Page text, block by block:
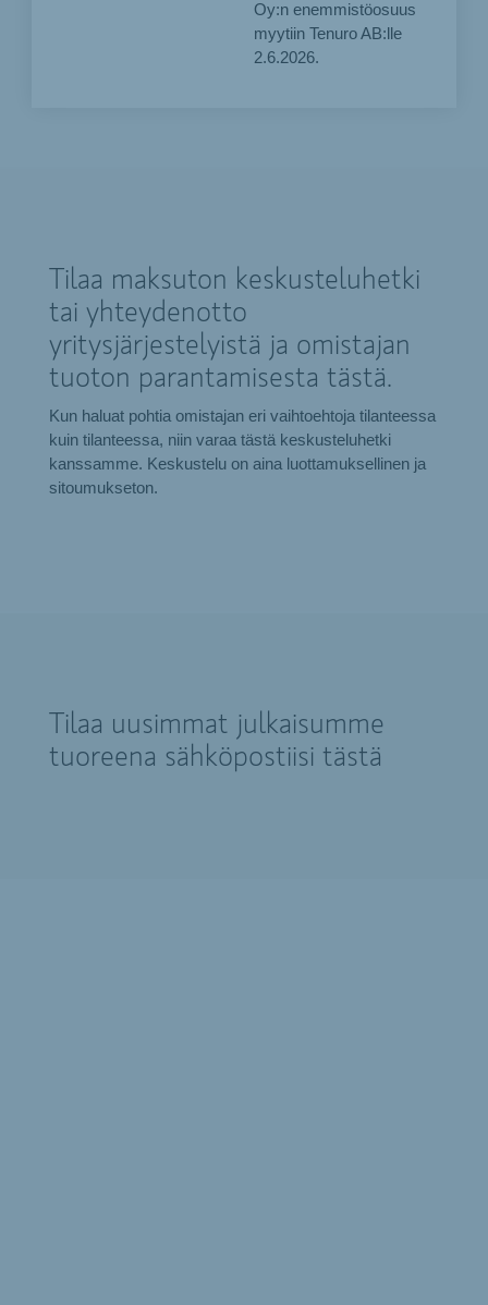
Oy:n enemmistöosuus
myytiin Tenuro AB:lle
2.6.2026.
Tilaa maksuton keskusteluhetki
tai yhteydenotto
yritysjärjestelyistä ja omistajan
tuoton parantamisesta tästä.
Kun haluat pohtia omistajan eri vaihtoehtoja tilanteessa
kuin tilanteessa, niin varaa tästä keskusteluhetki
kanssamme. Keskustelu on aina luottamuksellinen ja
sitoumukseton.
Tilaa uusimmat julkaisumme
tuoreena sähköpostiisi tästä